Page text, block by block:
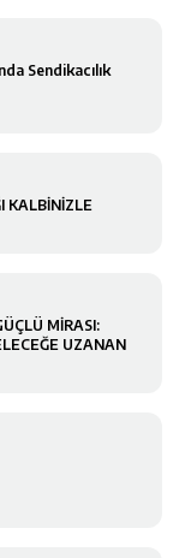
Sendikacılık
KALBİNİZLE
MİRASI:
UZANAN